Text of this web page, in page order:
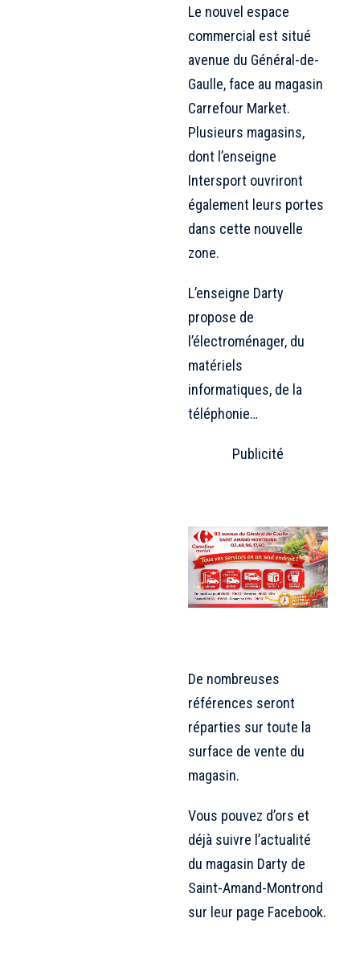
Le nouvel espace
commercial est situé
avenue du Général-de-
Gaulle, face au magasin
Carrefour Market.
Plusieurs magasins,
dont l’enseigne
Intersport ouvriront
également leurs portes
dans cette nouvelle
zone.
L’enseigne Darty
propose de
l’électroménager, du
matériels
informatiques, de la
téléphonie…
Publicité
De nombreuses
références seront
réparties sur toute la
surface de vente du
magasin.
Vous pouvez d’ors et
déjà suivre l’actualité
du magasin Darty de
Saint-Amand-Montrond
sur leur page Facebook.